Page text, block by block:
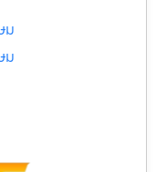
ม
ม